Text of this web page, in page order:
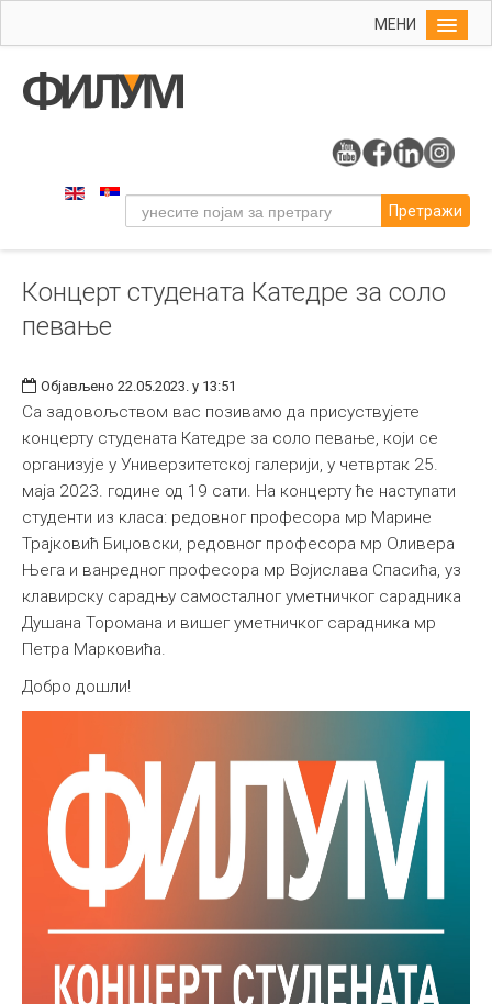
МЕНИ
Упис
Уметност
Музичка уметност
Примењена и ликовна уметност
Издаваштво
Библиотека
Студенти
Међународна
Претражи
Концерт студената Катедре за соло
певање
Објављено 22.05.2023. у 13:51
Са задовољством вас позивамо да присуствујете
концерту студената Катедре за соло певање, који се
организује у Универзитетској галерији, у четвртак 25.
маја 2023. године од 19 сати. На концерту ће наступати
студенти из класа: редовног професора мр Марине
Трајковић Биџовски, редовног професора мр Оливера
Њега и ванредног професора мр Војислава Спасића, уз
клавирску сарадњу самосталног уметничког сарадника
Душана Торомана и вишег уметничког сарадника мр
Петра Марковића.
Добро дошли!